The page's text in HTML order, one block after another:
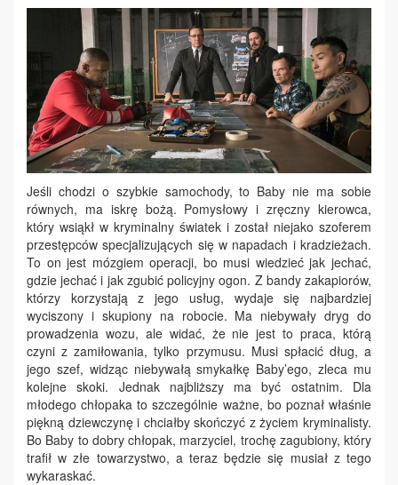
Jeśli chodzi o szybkie samochody, to Baby nie ma sobie
równych, ma iskrę bożą. Pomysłowy i zręczny kierowca,
który wsiąkł w kryminalny światek i został niejako szoferem
przestępców specjalizujących się w napadach i kradzieżach.
To on jest mózgiem operacji, bo musi wiedzieć jak jechać,
gdzie jechać i jak zgubić policyjny ogon. Z bandy zakapiorów,
którzy korzystają z jego usług, wydaje się najbardziej
wyciszony i skupiony na robocie. Ma niebywały dryg do
prowadzenia wozu, ale widać, że nie jest to praca, którą
czyni z zamiłowania, tylko przymusu. Musi spłacić dług, a
jego szef, widząc niebywałą smykałkę Baby’ego, zleca mu
kolejne skoki. Jednak najbliższy ma być ostatnim. Dla
młodego chłopaka to szczególnie ważne, bo poznał właśnie
piękną dziewczynę i chciałby skończyć z życiem kryminalisty.
Bo Baby to dobry chłopak, marzyciel, trochę zagubiony, który
trafił w złe towarzystwo, a teraz będzie się musiał z tego
wykaraskać.